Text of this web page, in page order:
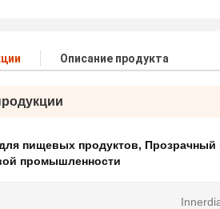
Описание продукта
пищевых продуктов, Прозрачный
промышленности